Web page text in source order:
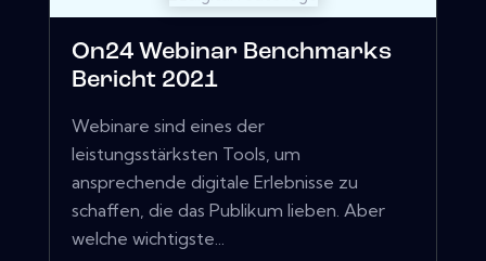
On24 Webinar Benchmarks
Bericht 2021
Webinare sind eines der
leistungsstärksten Tools, um
ansprechende digitale Erlebnisse zu
schaffen, die das Publikum lieben. Aber
welche wichtigste...